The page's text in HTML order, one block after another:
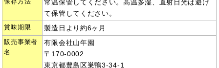
常温保管してください。高温多湿、直射日光は避け
て保管してください。
賞味期限 製造日より約6ヶ月
販売事業者
名
有限会社山年園
〒170-0002
東京都豊島区巣鴨3-34-1